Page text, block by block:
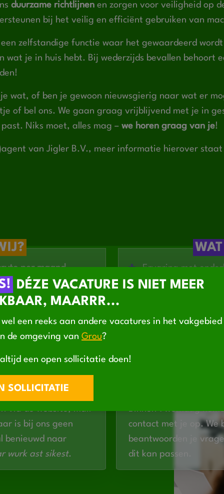
duurzame richtlijnen en zorgen voor veiligheid op
bij het veilig en efficiënt gebruiken van
zelfstandige functie waar het gewaardeerd
wat je in huis hebt. Bij wederzijds bevallen behoort
wat, of ben je gewoon nieuwsgierig naar wat er
of bel ons. We gaan graag vrijblijvend met je in
Niks moet, alles mag – we horen graag van je!
van Jigler B.V., meer informatie hierover staat
per maand
is bespreekbaar)
in een platte
Ervaring met
Je bent in het
KENNISMAKING VOORSTELLEN OP
via de website, mail
is bij ons geen
benieuwd naar
wurk ast sikest.
Binnen 1 werkdag
contact met je op. We
beantwoorden je
dit kan passen.
DÉZE VACATURE IS NIET MEER
MAARRR...
wel een reeks aan andere vacatures in het vakgebied
de omgeving van Grou?
een open sollicitatie doen!
SOLLICITATIE